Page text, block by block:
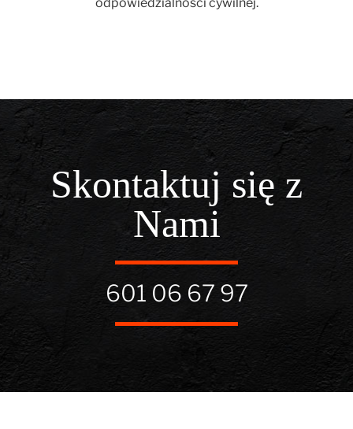
odpowiedzialności cywilnej.
Skontaktuj się z
Nami
601 06 67 97